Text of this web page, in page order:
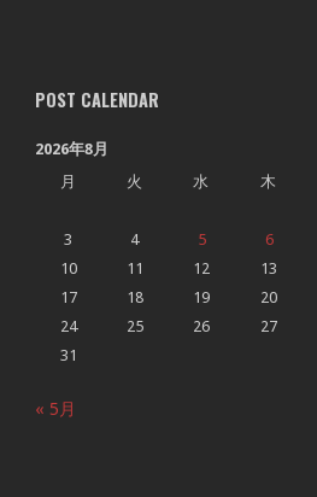
POST CALENDAR
2026年8月
月
火 水 木
3
4 5 6
10
11 12 13
17
18 19 20
24
25 26 27
31
« 5月